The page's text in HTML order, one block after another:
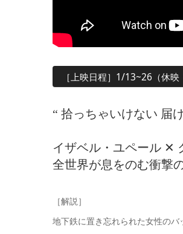
［上映日程］1/13~26（休映
“ 拾っちゃいけない 届
イザベル・ユペール ✕
全世界が息をのむ衝撃
［解説］
地下鉄に置き忘れられた女性の